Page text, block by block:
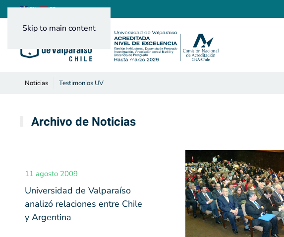
Skip to main content
EN ES
Noticias Testimonios UV
Archivo de Noticias
11 agosto 2009
Universidad de Valparaíso
analizó relaciones entre Chile
y Argentina